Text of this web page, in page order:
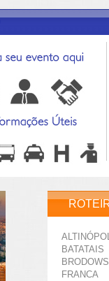
BATATAIS
FRANCA